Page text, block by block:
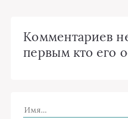
Комментариев
первым кто его